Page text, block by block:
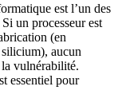
est l’un des
un processeur est
(en
aucun
vulnérabilité.
essentiel pour